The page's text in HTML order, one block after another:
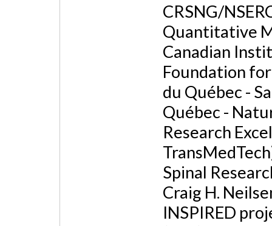
CRSNG/
Quantitative
Canadian
Foundation
du Québec -
Québec -
Research
Spinal
Craig H.
INSPIRED